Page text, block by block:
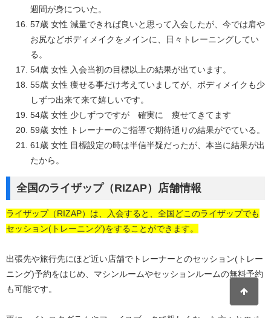
週間が身についた。
57歳 女性 減量できれば良いと思って入会したが、今では肩や
お尻などボディメイクをメインに、日々トレーニングしてい
る。
54歳 女性 入会当初の目標以上の結果が出ています。
55歳 女性 痩せる事だけ考えていましてが、ボディメイクも少
しずつ出来て来て嬉しいです。
54歳 女性 少しずつですが 確実に 痩せてきてます
59歳 女性 トレーナーのご指導で期待通りの結果がでている。
61歳 女性 目標設定の時は半信半疑だったが、本当に結果が出
たから。
全国のライザップ（RIZAP）店舗情報
ライザップ（RIZAP）は、入会すると、全国どこのライザップでも
セッション(トレーニング)をすることができます。
出張先や旅行先にほど近い店舗でトレーナーとのセッション(トレー
ニング)予約をはじめ、マシンルームやセッションルームの無料予約
も可能です。